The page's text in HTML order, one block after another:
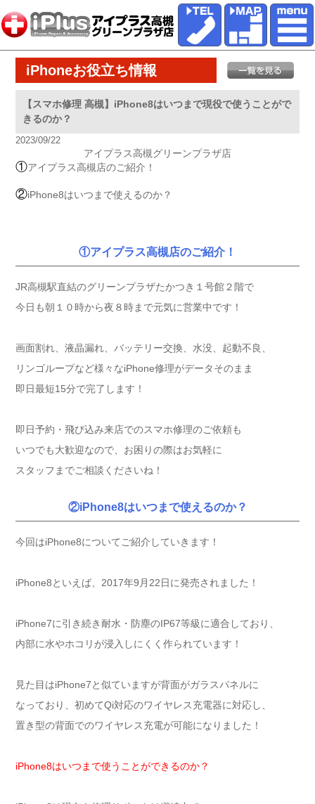
iPhoneお役立ち情報
【スマホ修理 高槻】iPhone8はいつまで現役で使うことがで
きるのか？
2023/09/22
アイプラス高槻グリーンプラザ店
①アイプラス高槻店のご紹介！
②iPhone8はいつまで使えるのか？
①アイプラス高槻店のご紹介！
JR高槻駅直結のグリーンプラザたかつき１号館２階で
今日も朝１０時から夜８時まで元気に営業中です！
画面割れ、液晶漏れ、バッテリー交換、水没、起動不良、
リンゴループなど様々なiPhone修理がデータそのまま
即日最短15分で完了します！
即日予約・飛び込み来店でのスマホ修理のご依頼も
いつでも大歓迎なので、お困りの際はお気軽に
スタッフまでご相談くださいね！
②iPhone8はいつまで使えるのか？
今回はiPhone8についてご紹介していきます！
iPhone8といえば、2017年9月22日に発売されました！
iPhone7に引き続き耐水・防塵のIP67等級に適合しており、
内部に水やホコリが浸入しにくく作られています！
見た目はiPhone7と似ていますが背面がガラスパネルに
なっており、初めてQi対応のワイヤレス充電器に対応し、
置き型の背面でのワイヤレス充電が可能になりました！
iPhone8はいつまで使うことができるのか？